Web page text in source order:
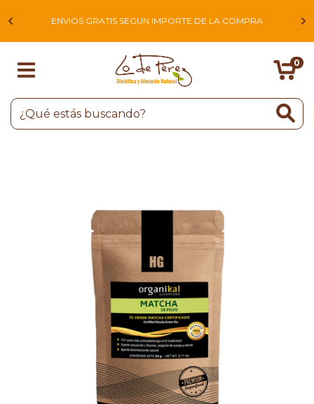
ENVIOS GRATIS SEGUN IMPORTE DE LA COMPRA
0